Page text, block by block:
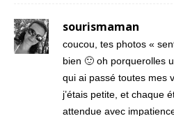
sourismaman
coucou, tes photos «
bien 🙂 oh porquerolles
qui ai passé toutes mes
j’étais petite, et chaque
attendue avec